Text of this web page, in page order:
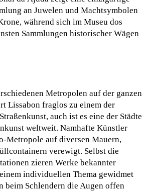
an Juwelen und Machtsymbolen
während sich im Museu dos
Sammlungen historischer Wägen
Metropolen auf der ganzen
Lissabon fraglos zu einem der
auch ist es eine der Städte
weltweit. Namhafte Künstler
Metropole auf diversen Mauern,
verewigt. Selbst die
zieren Werke bekannter
individuellen Thema gewidmet
beim Schlendern die Augen offen